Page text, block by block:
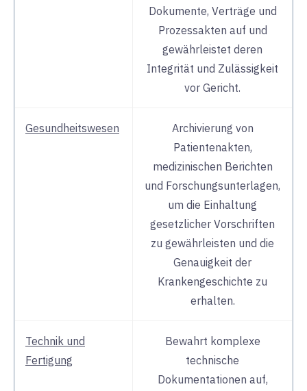
Dokumente, Verträge und
Prozessakten auf und
gewährleistet deren
Integrität und Zulässigkeit
vor Gericht.
Gesundheitswesen
Archivierung von
Patientenakten,
medizinischen Berichten
und Forschungsunterlagen,
um die Einhaltung
gesetzlicher Vorschriften
zu gewährleisten und die
Genauigkeit der
Krankengeschichte zu
erhalten.
Technik und
Fertigung
Bewahrt komplexe
technische
Dokumentationen auf,